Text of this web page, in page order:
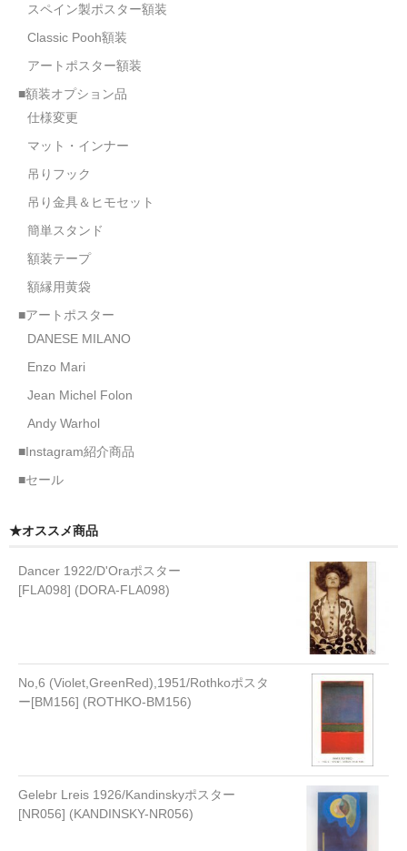
スペイン製ポスター額装
Classic Pooh額装
アートポスター額装
■額装オプション品
仕様変更
マット・インナー
吊りフック
吊り金具＆ヒモセット
簡単スタンド
額装テープ
額縁用黄袋
■アートポスター
DANESE MILANO
Enzo Mari
Jean Michel Folon
Andy Warhol
■Instagram紹介商品
■セール
★オススメ商品
Dancer 1922/D'Oraポスター
[FLA098] (DORA-FLA098)
No,6 (Violet,GreenRed),1951/Rothkoポスタ
ー[BM156] (ROTHKO-BM156)
Gelebr Lreis 1926/Kandinskyポスター
[NR056] (KANDINSKY-NR056)